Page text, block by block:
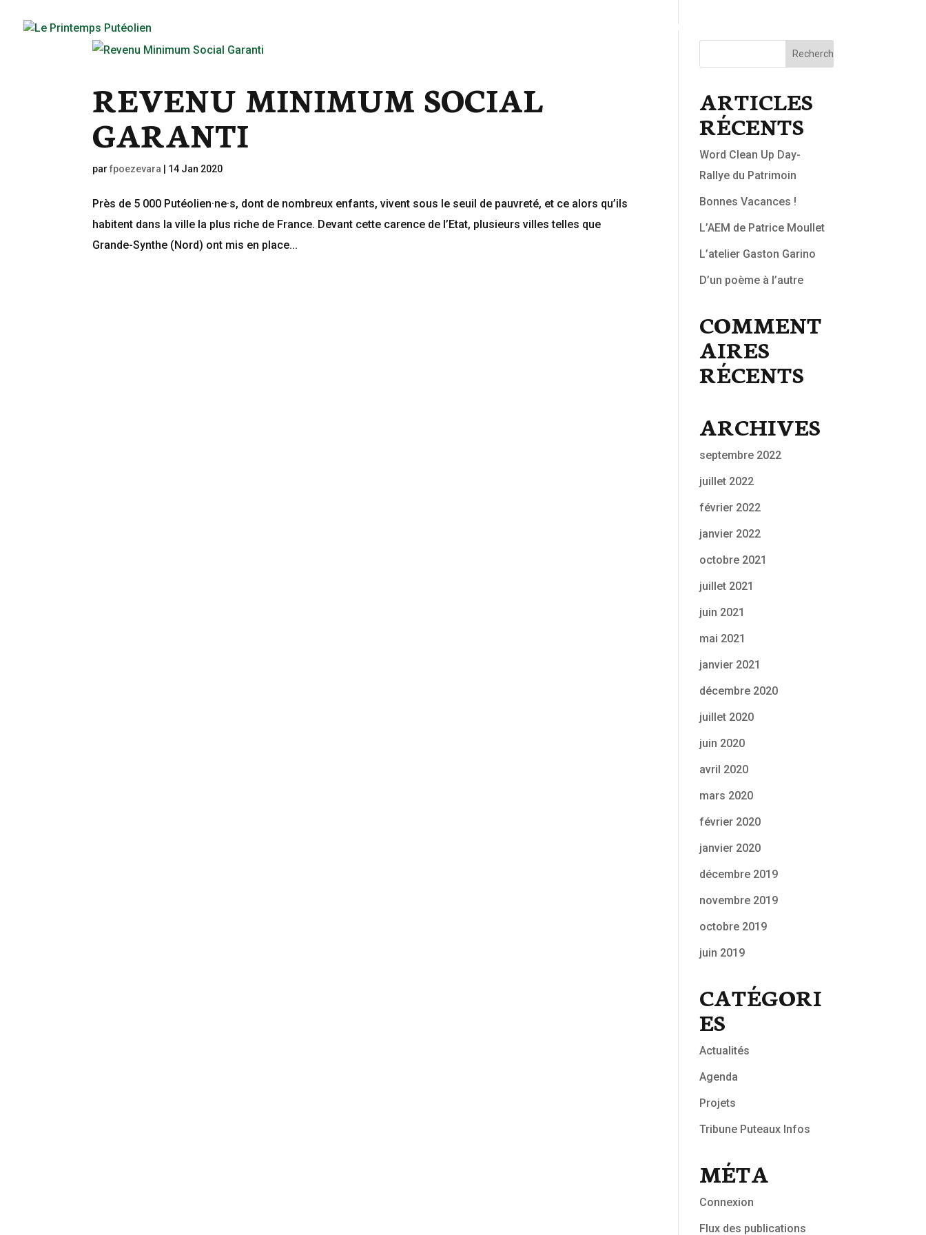
PUTEAUX RADIO
REVENU MINIMUM SOCIAL
GARANTI
parfpoezevara 14 Jan 2020
Près de 5 000 Putéolien·ne·s, dont de nombreux enfants, vivent sous le seuil de pauvreté, et ce alors qu’ils
habitent dans la ville la plus riche de France. Devant cette carence de l’Etat, plusieurs villes telles que
Grande-Synthe (Nord) ont mis en place...
ARTICLES
RÉCENTS
Word Clean Up Day-
Rallye du Patrimoin
Bonnes Vacances !
L’AEM de Patrice Moullet
L’atelier Gaston Garino
D’un poème à l’autre
COMMENT
AIRES
RÉCENTS
ARCHIVES
septembre 2022
juillet 2022
février 2022
janvier 2022
octobre 2021
juillet 2021
juin 2021
mai 2021
janvier 2021
décembre 2020
juillet 2020
juin 2020
avril 2020
mars 2020
février 2020
janvier 2020
décembre 2019
novembre 2019
octobre 2019
juin 2019
CATÉGORI
ES
Actualités
Agenda
Projets
Tribune Puteaux Infos
MÉTA
Connexion
Flux des publications